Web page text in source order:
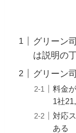
グリーン
は説明の
グリーン
料金
1社
対応
ある